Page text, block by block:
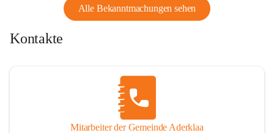
Alle Bekanntmachungen sehen
Kontakte
Mitarbeiter der Gemeinde Aderklaa